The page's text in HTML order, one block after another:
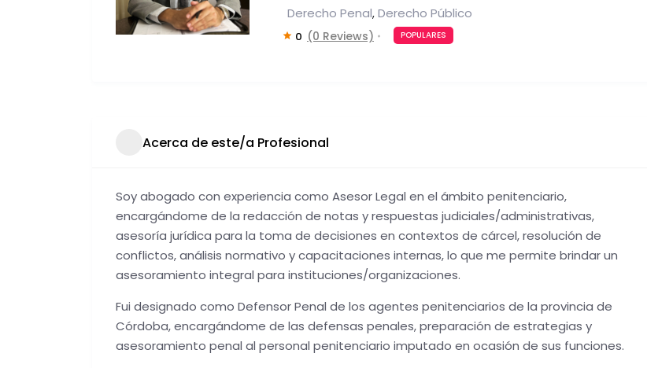
Derecho Penal, Derecho Público
0 (0 Reviews) POPULARES
Acerca de este/a Profesional
Soy abogado con experiencia como Asesor Legal en el ámbito penitenciario,
encargándome de la redacción de notas y respuestas judiciales/administrativas,
asesoría jurídica para la toma de decisiones en contextos de cárcel, resolución de
conflictos, análisis normativo y capacitaciones internas, lo que me permite brindar un
asesoramiento integral para instituciones/organizaciones.
Fui designado como Defensor Penal de los agentes penitenciarios de la provincia de
Córdoba, encargándome de las defensas penales, preparación de estrategias y
asesoramiento penal al personal penitenciario imputado en ocasión de sus funciones.